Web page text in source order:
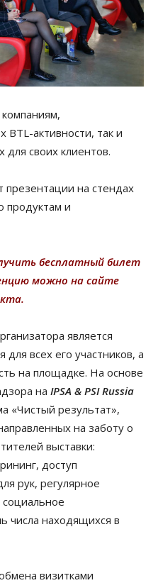
BTL-активности, так и
для своих клиентов.
презентации на стендах
продуктам и
бесплатный билет
можно на сайте
является
всех его участников, а
на площадке. На основе
на IPSA & PSI Russia
«Чистый результат»,
на заботу о
выставки:
доступ
рук, регулярное
числа находящихся в
визитками